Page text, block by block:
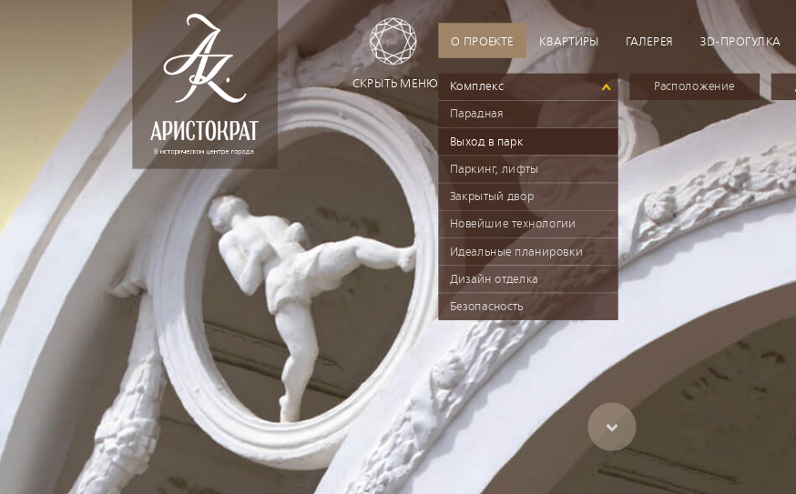
СКРЫТЬ МЕНЮ
О ПРОЕКТЕ
Комплекс
Парадная
Выход в парк
Паркинг, лифты
Закрытый двор
Новейшие технологии
Идеальные планировки
Дизайн отделка
Безопасность
Расположение
КВАРТИРЫ ГАЛЕРЕЯ 3D-ПРОГУЛКА